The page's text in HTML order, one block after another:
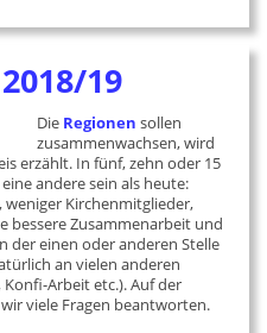
19
Die Regionen sollen
zusammenwachsen, wird
erzählt. In fünf, zehn oder 15
andere sein als heute:
Kirchenmitglieder,
bessere Zusammenarbeit und
der einen oder anderen Stelle
an vielen anderen
Arbeit etc.). Auf der
viele Fragen beantworten.